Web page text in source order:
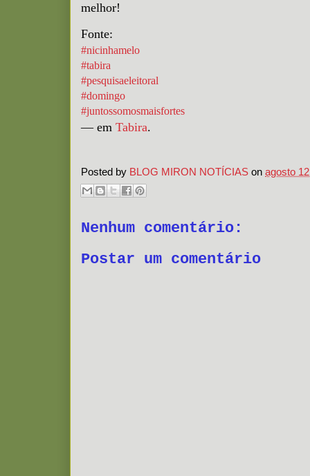
melhor!
Fonte:
#nicinhamelo
#tabira
#pesquisaeleitoral
#domingo
#juntossomosmaisfortes
— em Tabira.
Posted by BLOG MIRON NOTÍCIAS on agosto
Nenhum comentário:
Postar um comentário